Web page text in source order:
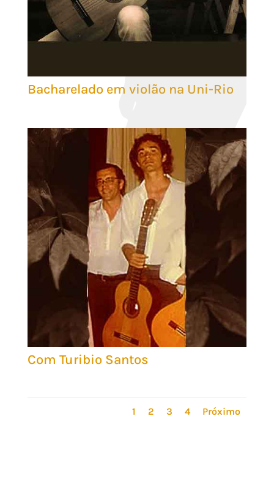
Bacharelado em violão na Uni-Rio
Com Turibio Santos
1 2 3 4 Próximo